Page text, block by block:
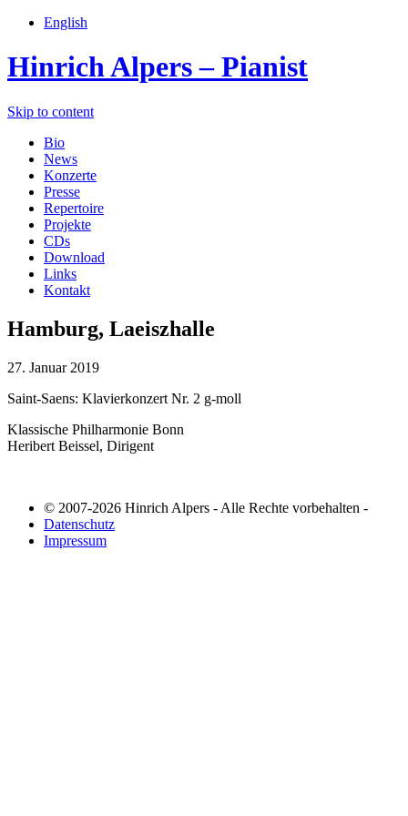
English
Hinrich Alpers – Pianist
Skip to content
Bio
News
Konzerte
Presse
Repertoire
Projekte
CDs
Download
Links
Kontakt
Hamburg, Laeiszhalle
27. Januar 2019
Saint-Saens: Klavierkonzert Nr. 2 g-moll
Klassische Philharmonie Bonn
Heribert Beissel, Dirigent
© 2007-2026 Hinrich Alpers - Alle Rechte vorbehalten -
Datenschutz
Impressum